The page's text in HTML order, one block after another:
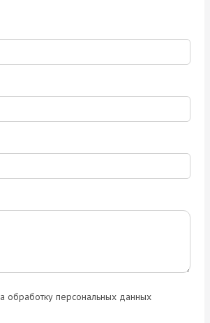
обработку персональных данных